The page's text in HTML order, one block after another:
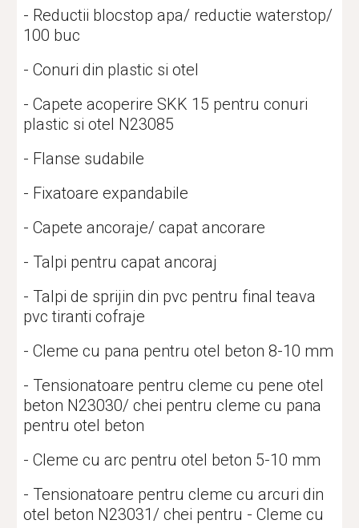
- Reductii blocstop apa/ reductie waterstop/
100 buc
- Conuri din plastic si otel
- Capete acoperire SKK 15 pentru conuri
plastic si otel N23085
- Flanse sudabile
- Fixatoare expandabile
- Capete ancoraje/ capat ancorare
- Talpi pentru capat ancoraj
- Talpi de sprijin din pvc pentru final teava
pvc tiranti cofraje
- Cleme cu pana pentru otel beton 8-10 mm
- Tensionatoare pentru cleme cu pene otel
beton N23030/ chei pentru cleme cu pana
pentru otel beton
- Cleme cu arc pentru otel beton 5-10 mm
- Tensionatoare pentru cleme cu arcuri din
otel beton N23031/ chei pentru - Cleme cu